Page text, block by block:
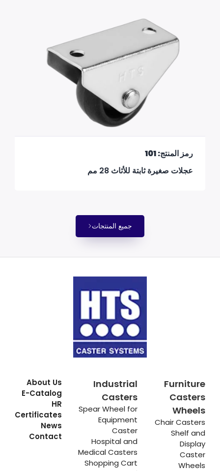
رمز المنتج: 101
عجلات صغيرة ثابتة للأثاث 28 مم
جميع المنتجات
Furniture
Casters
Wheels
Chair Casters
Shelf and
Display
Caster
Wheels
Industrial
Casters
Spear Wheel for
Equipment
Caster
Hospital and
Medical Casters
Shopping Cart
About Us
E-Catalog
HR
Certificates
News
Contact